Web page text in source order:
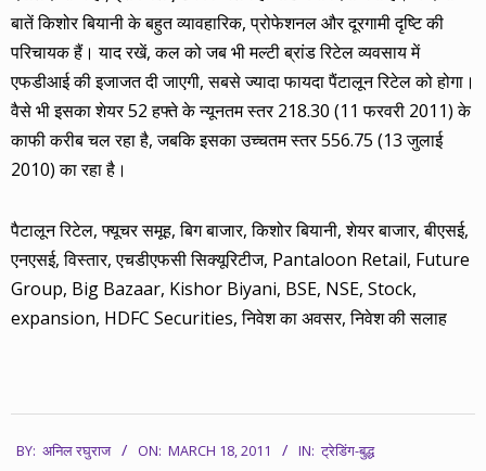
बातें किशोर बियानी के बहुत व्यावहारिक, प्रोफेशनल और दूरगामी दृष्टि की
परिचायक हैं। याद रखें, कल को जब भी मल्टी ब्रांड रिटेल व्यवसाय में
एफडीआई की इजाजत दी जाएगी, सबसे ज्यादा फायदा पैंटालून रिटेल को होगा।
वैसे भी इसका शेयर 52 हफ्ते के न्यूनतम स्तर 218.30 (11 फरवरी 2011) के
काफी करीब चल रहा है, जबकि इसका उच्चतम स्तर 556.75 (13 जुलाई
2010) का रहा है।
पैटालून रिटेल, फ्यूचर समूह, बिग बाजार, किशोर बियानी, शेयर बाजार, बीएसई,
एनएसई, विस्तार, एचडीएफसी सिक्यूरिटीज, Pantaloon Retail, Future
Group, Big Bazaar, Kishor Biyani, BSE, NSE, Stock,
expansion, HDFC Securities, निवेश का अवसर, निवेश की सलाह
03-
BY: अनिल रघुराज ON: MARCH 18, 2011 IN: ट्रेडिंग-बुद्ध